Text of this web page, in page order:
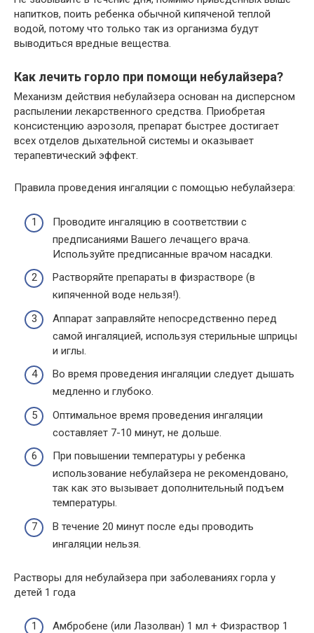
напитков, поить ребенка обычной кипяченой теплой
водой, потому что только так из организма будут
выводиться вредные вещества.
Как лечить горло при помощи небулайзера?
Механизм действия небулайзера основан на дисперсном
распылении лекарственного средства. Приобретая
консистенцию аэрозоля, препарат быстрее достигает
всех отделов дыхательной системы и оказывает
терапевтический эффект.
Правила проведения ингаляции с помощью небулайзера:
Проводите ингаляцию в соответствии с
предписаниями Вашего лечащего врача.
Используйте предписанные врачом насадки.
Растворяйте препараты в физрастворе (в
кипяченной воде нельзя!).
Аппарат заправляйте непосредственно перед
самой ингаляцией, используя стерильные шприцы
и иглы.
Во время проведения ингаляции следует дышать
медленно и глубоко.
Оптимальное время проведения ингаляции
составляет 7-10 минут, не дольше.
При повышении температуры у ребенка
использование небулайзера не рекомендовано,
так как это вызывает дополнительный подъем
температуры.
В течение 20 минут после еды проводить
ингаляции нельзя.
Растворы для небулайзера при заболеваниях горла у
детей 1 года
Амбробене (или Лазолван) 1 мл + Физраствор 1